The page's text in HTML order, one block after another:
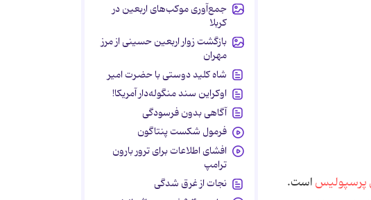
پرسپولیساست.
جمع‌آوری موکب‌های اربعین در
کربلا
بازگشت زوار اربعین حسینی از مرز
مهران
شاه کلید دوستی با حضرت امیر
اوکراین سند منگوله‌دار آمریکا!
آگاهی بدون فرسودگی
فرمول شکست پنتاگون
افشای اطلاعات برای ترور بارون
ترامپ
نجات از غرق شدگی